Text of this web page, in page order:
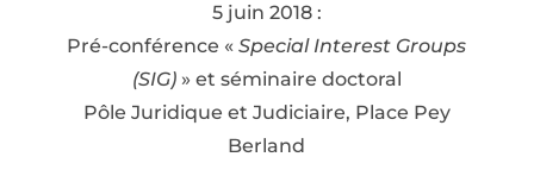
5 juin 2018 :
Pré-conférence «Special Interest Groups
(SIG)» et séminaire doctoral
Pôle Juridique et Judiciaire, Place Pey
Berland